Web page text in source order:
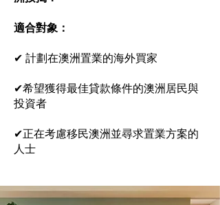
適合對象：
✔ 計劃在澳洲置業的海外買家
✔希望獲得最佳貸款條件的澳洲居民與
投資者
✔正在考慮移民澳洲並尋求置業方案的
人士